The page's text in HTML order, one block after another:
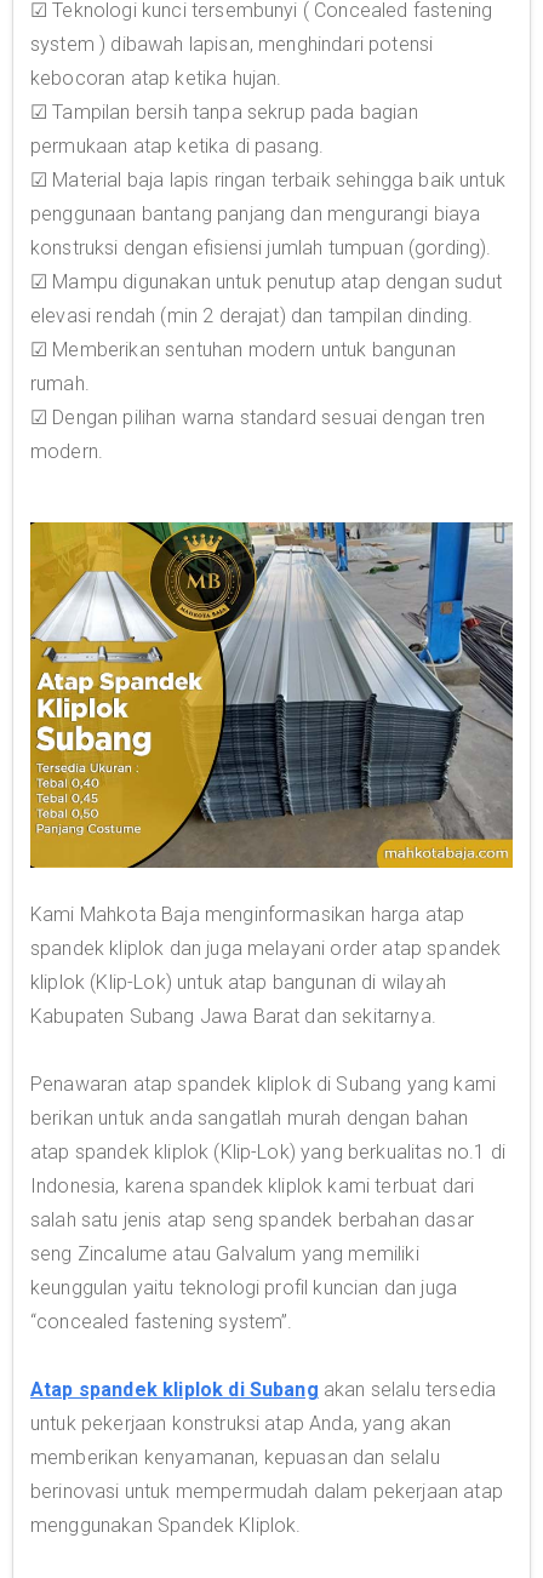
☑ Teknologi kunci tersembunyi ( Concealed fastening
system ) dibawah lapisan, menghindari potensi
kebocoran atap ketika hujan.
☑ Tampilan bersih tanpa sekrup pada bagian
permukaan atap ketika di pasang.
☑ Material baja lapis ringan terbaik sehingga baik untuk
penggunaan bantang panjang dan mengurangi biaya
konstruksi dengan efisiensi jumlah tumpuan (gording).
☑ Mampu digunakan untuk penutup atap dengan sudut
elevasi rendah (min 2 derajat) dan tampilan dinding.
☑ Memberikan sentuhan modern untuk bangunan
rumah.
☑ Dengan pilihan warna standard sesuai dengan tren
modern.
Kami Mahkota Baja menginformasikan harga atap
spandek kliplok dan juga melayani order atap spandek
kliplok (Klip-Lok) untuk atap bangunan di wilayah
Kabupaten Subang Jawa Barat dan sekitarnya.
Penawaran atap spandek kliplok di Subang yang kami
berikan untuk anda sangatlah murah dengan bahan
atap spandek kliplok (Klip-Lok) yang berkualitas no.1 di
Indonesia, karena spandek kliplok kami terbuat dari
salah satu jenis atap seng spandek berbahan dasar
seng Zincalume atau Galvalum yang memiliki
keunggulan yaitu teknologi profil kuncian dan juga
“concealed fastening system”.
Atap spandek kliplok di Subang akan selalu tersedia
untuk pekerjaan konstruksi atap Anda, yang akan
memberikan kenyamanan, kepuasan dan selalu
berinovasi untuk mempermudah dalam pekerjaan atap
menggunakan Spandek Kliplok.